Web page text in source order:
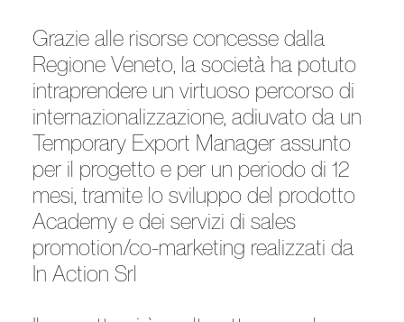
Grazie alle risorse concesse dalla
Regione Veneto, la società ha potuto
intraprendere un virtuoso percorso di
internazionalizzazione, adiuvato da un
Temporary Export Manager assunto
per il progetto e per un periodo di 12
mesi, tramite lo sviluppo del prodotto
Academy e dei servizi di sales
promotion/co-marketing realizzati da
In Action Srl